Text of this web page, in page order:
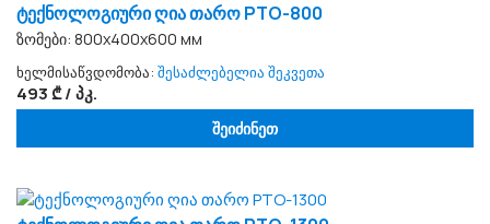
ტექნოლოგიური ღია თარო PTO-800
ზომები: 800x400x600 мм
ხელმისაწვდომობა: შესაძლებელია შეკვეთა
493 ₾ / პკ.
შეიძინეთ